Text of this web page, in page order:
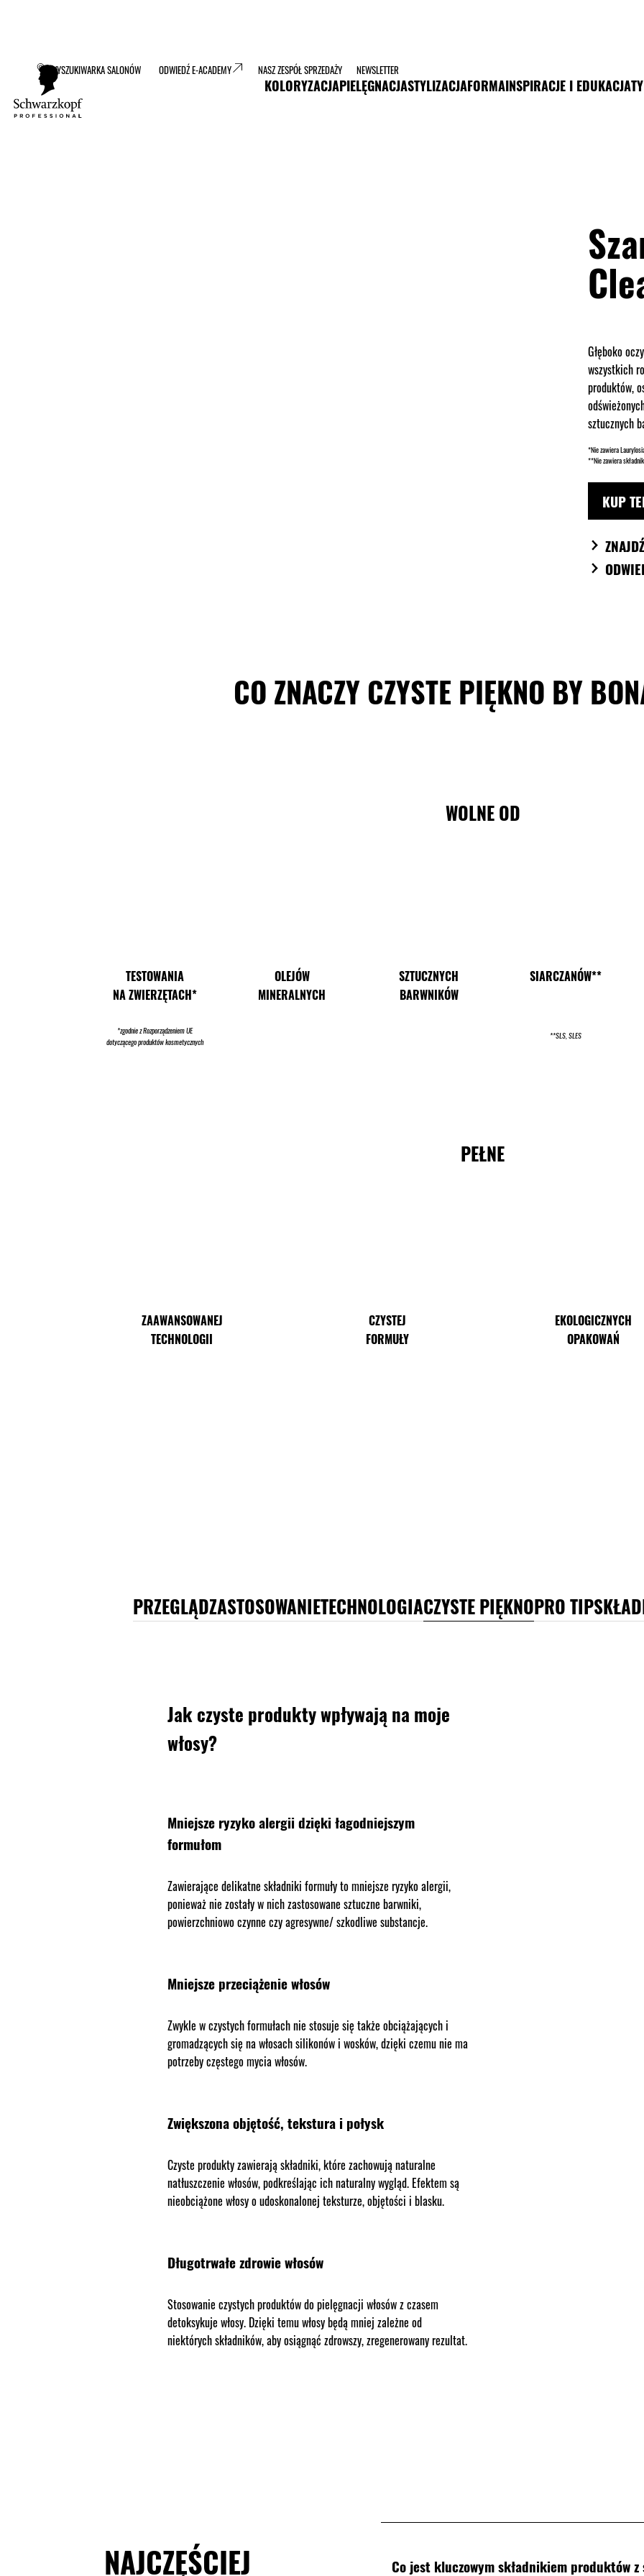
KOLORYZACJAPIELĘGNACJASTYLIZACJAFORMAINSPIRACJE I EDUKACJA
WYSZUKIWARKA SALONÓW ODWIEDŹ E-ACADEMY NASZ ZESPÓŁ SPRZEDAŻY NEWSLETTER
Głęboko
wszystkich
produktów,
sztucznych
*Nie zawiera
**Nie zawiera
KUP
CO ZNACZY CZYSTE PIĘKNO BY
WOLNE OD
TESTOWANIA
NA ZWIERZĘTACH*
*zgodnie z Rozporządzeniem UE
dotyczącego produktów kosmetycznych
OLEJÓW
MINERALNYCH
SZTUCZNYCH
BARWNIKÓW
SIARCZANÓW**
**SLS, SLES
PEŁNE
ZAAWANSOWANEJ
TECHNOLOGII
CZYSTEJ
FORMUŁY
EKOLOGICZNYCH
OPAKOWAŃ
PRZEGLĄDZASTOSOWANIETECHNOLOGIACZYSTE PIĘKNOPRO TIP
Jak czyste produkty wpływają na moje
włosy?
Mniejsze ryzyko alergii dzięki łagodniejszym
formułom
Zawierające delikatne składniki formuły to mniejsze ryzyko alergii,
ponieważ nie zostały w nich zastosowane sztuczne barwniki,
powierzchniowo czynne czy agresywne/ szkodliwe substancje.
Mniejsze przeciążenie włosów
Zwykle w czystych formułach nie stosuje się także obciążających i
gromadzących się na włosach silikonów i wosków, dzięki czemu nie ma
potrzeby częstego mycia włosów.
Zwiększona objętość, tekstura i połysk
Czyste produkty zawierają składniki, które zachowują naturalne
natłuszczenie włosów, podkreślając ich naturalny wygląd. Efektem są
nieobciążone włosy o udoskonalonej teksturze, objętości i blasku.
Długotrwałe zdrowie włosów
Stosowanie czystych produktów do pielęgnacji włosów z czasem
detoksykuje włosy. Dzięki temu włosy będą mniej zależne od
niektórych składników, aby osiągnąć zdrowszy, zregenerowany rezultat.
NAJCZĘŚCIEJ Co jest kluczowym składnikiem produktów z